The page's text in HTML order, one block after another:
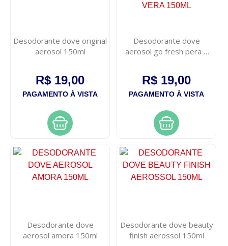
Desodorante dove original
aerosol 150ml
R$ 19,00
PAGAMENTO À VISTA
Desodorante dove
aerosol go fresh pera e
R$ 19,00
PAGAMENTO À VISTA
Desodorante dove
aerosol amora 150ml
Desodorante dove beauty
finish aerossol 150ml